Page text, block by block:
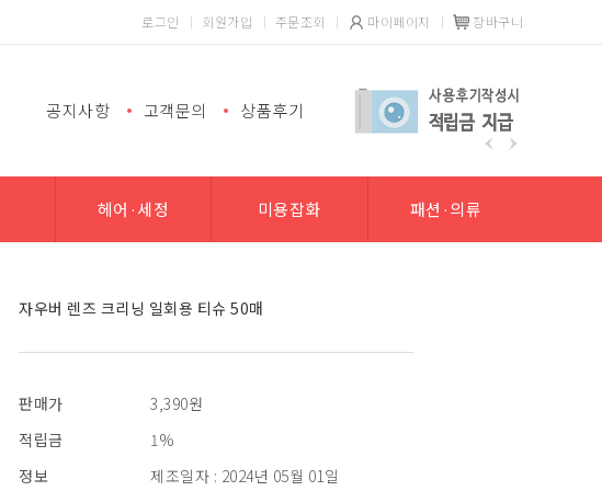
로그인 회원가입 주문조회 마이페이지 장바구니
공지사항 고객문의 상품후기
헤어·세정 미용잡화 패션·의류
자우버 렌즈 크리닝 일회용 티슈 50매
판매가 3,390원
적립금
1%
정보
제조일자 : 2024년 05월 01일